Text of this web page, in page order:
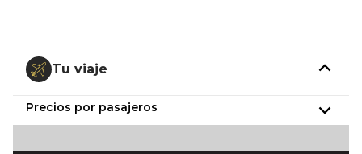
Tu viaje
Precios por pasajeros